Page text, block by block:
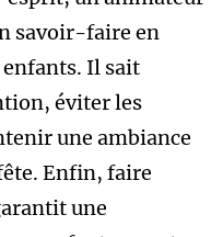
savoir-faire en
Il sait
éviter les
une ambiance
Enfin, faire
une